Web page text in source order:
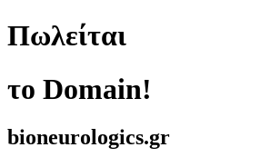
Πωλείται
το Domain!
bioneurologics.gr